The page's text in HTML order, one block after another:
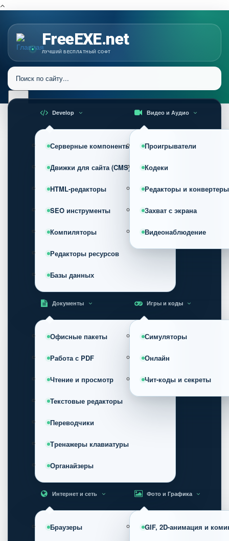
FreeEXE.net
ЛУЧШИЙ БЕСПЛАТНЫЙ СОФТ
Develop
Серверные компоненты
Движки для сайта (CMS)
HTML-редакторы
SEO инструменты
Компиляторы
Редакторы ресурсов
Базы данных
Видео и Аудио
Проигрыватели
Кодеки
Редакторы и конвертеры
Захват с экрана
Видеонаблюдение
Документы
Офисные пакеты
Работа с PDF
Чтение и просмотр
Текстовые редакторы
Переводчики
Тренажеры клавиатуры
Органайзеры
Игры и коды
Симуляторы
Онлайн
Чит-коды и секреты
Интернет и сеть
Браузеры
Фото и Графика
GIF, 2D-анимация и